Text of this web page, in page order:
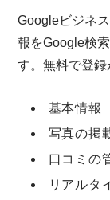
Googleビジネ
報をGoogle検
す。無料で登録
基本情報
写真の掲
口コミの
リアルタ